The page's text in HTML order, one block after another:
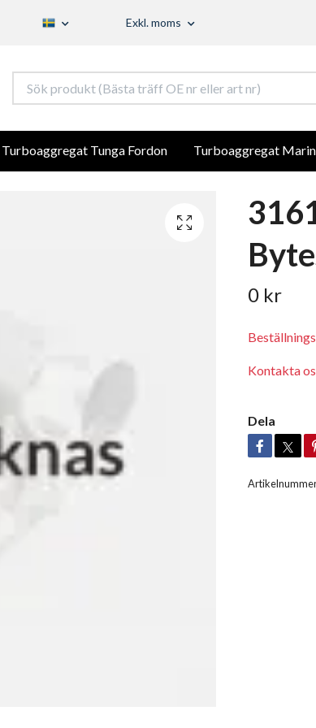
Exkl. moms
Turboaggregat Tunga Fordon Turboaggregat Marin
0 kr
Kontakta
Dela